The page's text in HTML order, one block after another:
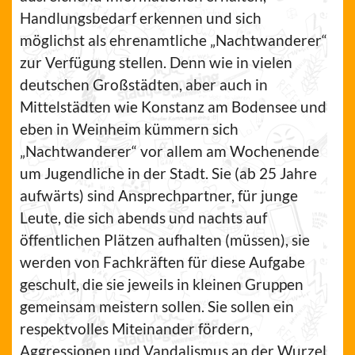
Handlungsbedarf erkennen und sich
möglichst als ehrenamtliche „Nachtwanderer“
zur Verfügung stellen. Denn wie in vielen
deutschen Großstädten, aber auch in
Mittelstädten wie Konstanz am Bodensee und
eben in Weinheim kümmern sich
„Nachtwanderer“ vor allem am Wochenende
um Jugendliche in der Stadt. Sie (ab 25 Jahre
aufwärts) sind Ansprechpartner, für junge
Leute, die sich abends und nachts auf
öffentlichen Plätzen aufhalten (müssen), sie
werden von Fachkräften für diese Aufgabe
geschult, die sie jeweils in kleinen Gruppen
gemeinsam meistern sollen. Sie sollen ein
respektvolles Miteinander fördern,
Aggressionen und Vandalismus an der Wurzel